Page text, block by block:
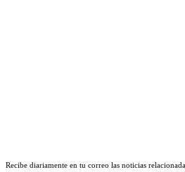
Recibe diariamente en tu correo las noticias